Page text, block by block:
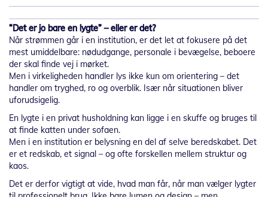
“Det er jo bare en lygte” – eller er det?
Når strømmen går i en institution, er det let at fokusere på det
mest umiddelbare: nødudgange, personale i bevægelse, beboere
der skal finde vej i mørket.
Men i virkeligheden handler lys ikke kun om orientering – det
handler om tryghed, ro og overblik. Især når situationen bliver
uforudsigelig.
En lygte i en privat husholdning kan ligge i en skuffe og bruges til
at finde katten under sofaen.
Men i en institution er belysning en del af selve beredskabet. Det
er et redskab, et signal – og ofte forskellen mellem struktur og
kaos.
Det er derfor vigtigt at vide, hvad man får, når man vælger lygter